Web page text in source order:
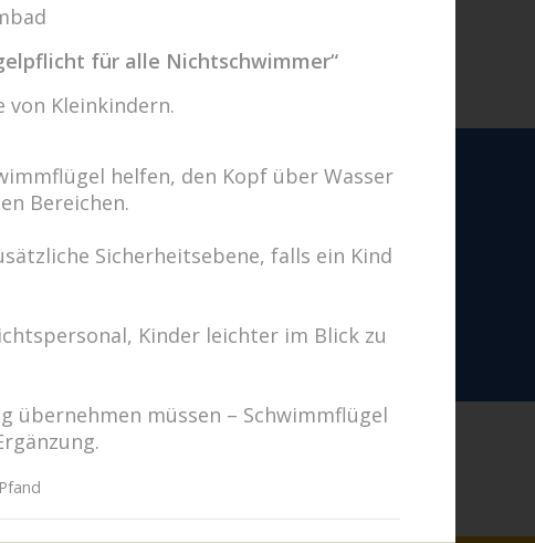
uns auf Sie!
Fragen? Wir kümmern uns drum!
Nachricht schreiben
für alle Nichtschwimmer“
von Kleinkindern.
helfen, den Kopf über Wasser
Bereichen.
Sicherheitsebene, falls ein Kind
Kinder leichter im Blick zu
übernehmen müssen – Schwimmflügel